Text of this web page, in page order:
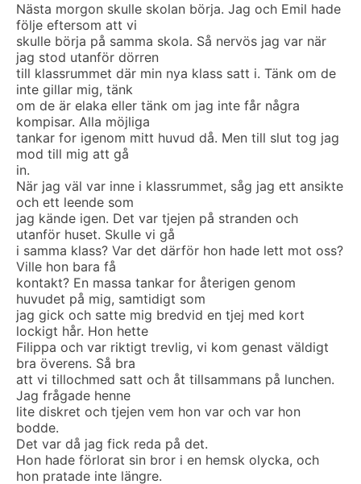
Nästa morgon skulle skolan börja. Jag och Emil hade
följe eftersom att vi
skulle börja på samma skola. Så nervös jag var när
jag stod utanför dörren
till klassrummet där min nya klass satt i. Tänk om de
inte gillar mig, tänk
om de är elaka eller tänk om jag inte får några
kompisar. Alla möjliga
tankar for igenom mitt huvud då. Men till slut tog jag
mod till mig att gå
in.
När jag väl var inne i klassrummet, såg jag ett ansikte
och ett leende som
jag kände igen. Det var tjejen på stranden och
utanför huset. Skulle vi gå
i samma klass? Var det därför hon hade lett mot oss?
Ville hon bara få
kontakt? En massa tankar for återigen genom
huvudet på mig, samtidigt som
jag gick och satte mig bredvid en tjej med kort
lockigt hår. Hon hette
Filippa och var riktigt trevlig, vi kom genast väldigt
bra överens. Så bra
att vi tillochmed satt och åt tillsammans på lunchen.
Jag frågade henne
lite diskret och tjejen vem hon var och var hon
bodde.
Det var då jag fick reda på det.
Hon hade förlorat sin bror i en hemsk olycka, och
hon pratade inte längre.